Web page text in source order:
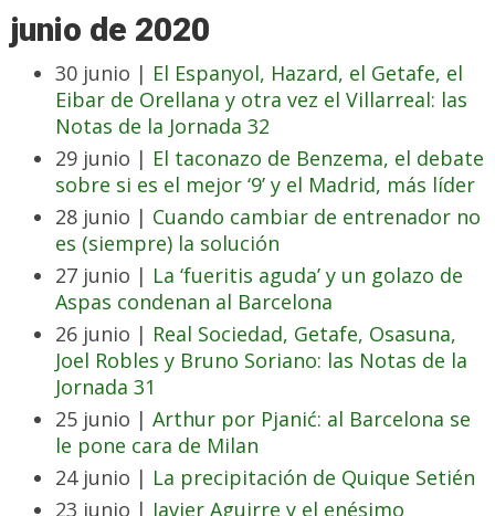
junio de 2020
30 junio | El Espanyol, Hazard, el Getafe, el
Eibar de Orellana y otra vez el Villarreal: las
Notas de la Jornada 32
29 junio | El taconazo de Benzema, el debate
sobre si es el mejor ‘9’ y el Madrid, más líder
28 junio | Cuando cambiar de entrenador no
es (siempre) la solución
27 junio | La ‘fueritis aguda’ y un golazo de
Aspas condenan al Barcelona
26 junio | Real Sociedad, Getafe, Osasuna,
Joel Robles y Bruno Soriano: las Notas de la
Jornada 31
25 junio | Arthur por Pjanić: al Barcelona se
le pone cara de Milan
24 junio | La precipitación de Quique Setién
23 junio | Javier Aguirre y el enésimo